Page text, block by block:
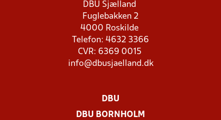
DBU Sjælland
Fuglebakken 2
4000 Roskilde
Telefon: 4632 3366
CVR: 6369 0015
info@dbusjaelland.dk
DBU
DBU BORNHOLM